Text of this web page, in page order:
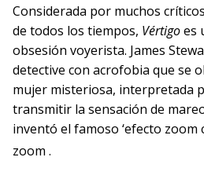
Considerada por muchos
de todos los tiempos, Vértigoes
obsesión voyerista. James
detective con acrofobia que se
mujer misteriosa, interpretada
transmitir la sensación de
inventó el famoso ‘efecto zoom
zoom .